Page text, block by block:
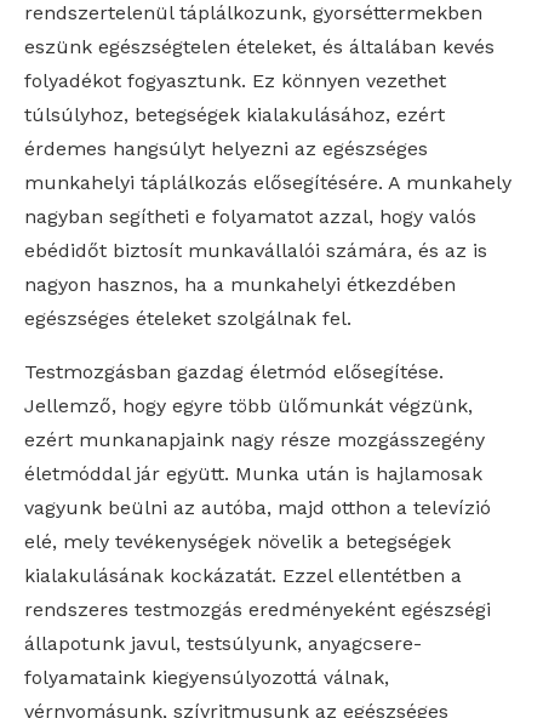
rendszertelenül táplálkozunk, gyorséttermekben
eszünk egészségtelen ételeket, és általában kevés
folyadékot fogyasztunk. Ez könnyen vezethet
túlsúlyhoz, betegségek kialakulásához, ezért
érdemes hangsúlyt helyezni az egészséges
munkahelyi táplálkozás elősegítésére. A munkahely
nagyban segítheti e folyamatot azzal, hogy valós
ebédidőt biztosít munkavállalói számára, és az is
nagyon hasznos, ha a munkahelyi étkezdében
egészséges ételeket szolgálnak fel.
Testmozgásban gazdag életmód elősegítése.
Jellemző, hogy egyre több ülőmunkát végzünk,
ezért munkanapjaink nagy része mozgásszegény
életmóddal jár együtt. Munka után is hajlamosak
vagyunk beülni az autóba, majd otthon a televízió
elé, mely tevékenységek növelik a betegségek
kialakulásának kockázatát. Ezzel ellentétben a
rendszeres testmozgás eredményeként egészségi
állapotunk javul, testsúlyunk, anyagcsere-
folyamataink kiegyensúlyozottá válnak,
vérnyomásunk, szívritmusunk az egészséges